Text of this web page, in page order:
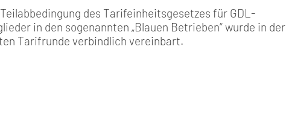
des Tarifeinheitsgesetzes für GDL-
in den sogenannten „Blauen Betrieben“ wurde in der
Tarifrunde verbindlich vereinbart.